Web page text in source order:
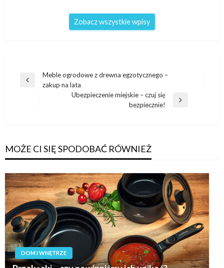
Zobacz wszystkie wpisy
Nawigacja
wpisu
Poprzedni
Meble ogrodowe z drewna egzotycznego –
zakup na lata
Ubezpieczenie miejskie – czuj się
bezpiecznie!
MOŻE CI SIĘ SPODOBAĆ RÓWNIEŻ
DOM I WNĘTRZE